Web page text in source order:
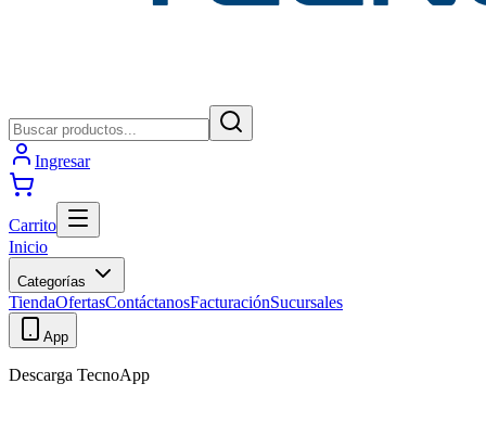
Ingresar
Carrito
Inicio
Categorías
TiendaOfertasContáctanosFacturaciónSucursales
App
Descarga TecnoApp